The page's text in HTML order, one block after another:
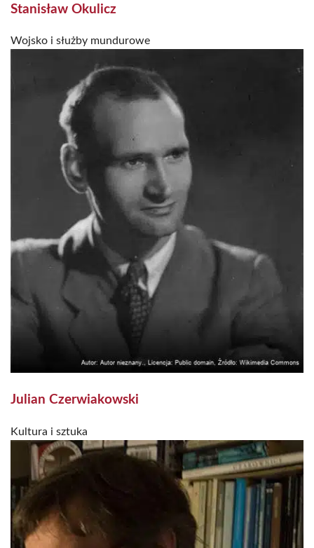
Stanisław Okulicz
Wojsko i służby mundurowe
Julian Czerwiakowski
Kultura i sztuka